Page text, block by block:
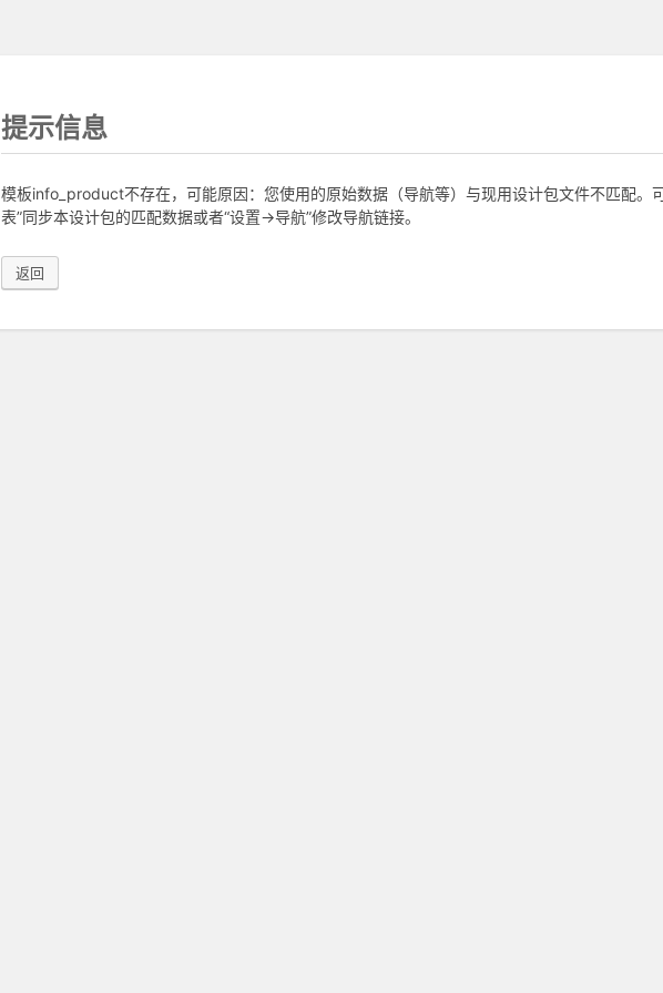
提示信息
模板info_product不存在，可能原因：您使用的原始数据（导航等）与现用设计包文件不匹配。
表”同步本设计包的匹配数据或者“设置->导航”修改导航链接。
返回